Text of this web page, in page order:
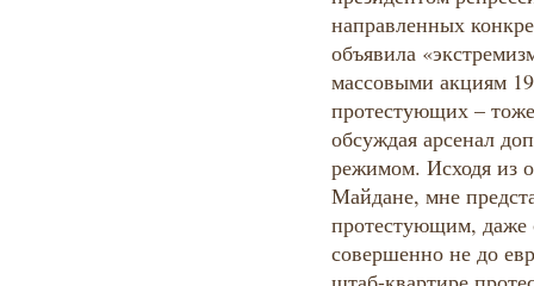
направленных
объявила
массовыми акциям
протестующих –
обсуждая арсенал
режимом. Исходя из
Майдане, мне
протестующим,
совершенно не до